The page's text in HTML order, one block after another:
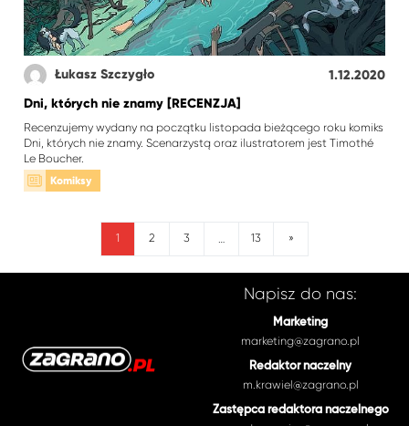
Łukasz Szczygło
1.12.2020
Dni, których nie znamy [RECENZJA]
Recenzujemy wydany na początku listopada bieżącego roku komiks
Dni, których nie znamy. Scenarzystą oraz ilustratorem jest Timothé
Le Boucher.
Komiksy
1 2 3 … 13 »
Napisz do nas:
Marketing
marketing@zagrano.pl
Redaktor naczelny
m.krawiel@zagrano.pl
Zastępca redaktora naczelnego